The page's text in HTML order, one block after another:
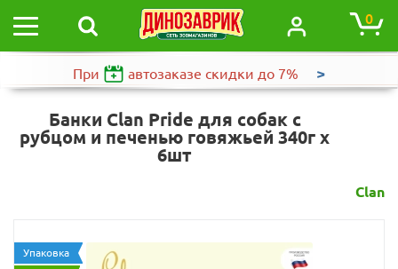
0
При автозаказе скидки до 7% >
Банки Clan Pride для собак с
рубцом и печенью говяжьей 340г х
6шт
Clan
Упаковка